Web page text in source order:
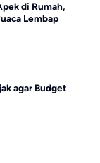
di Rumah,
Lembap
agar Budget